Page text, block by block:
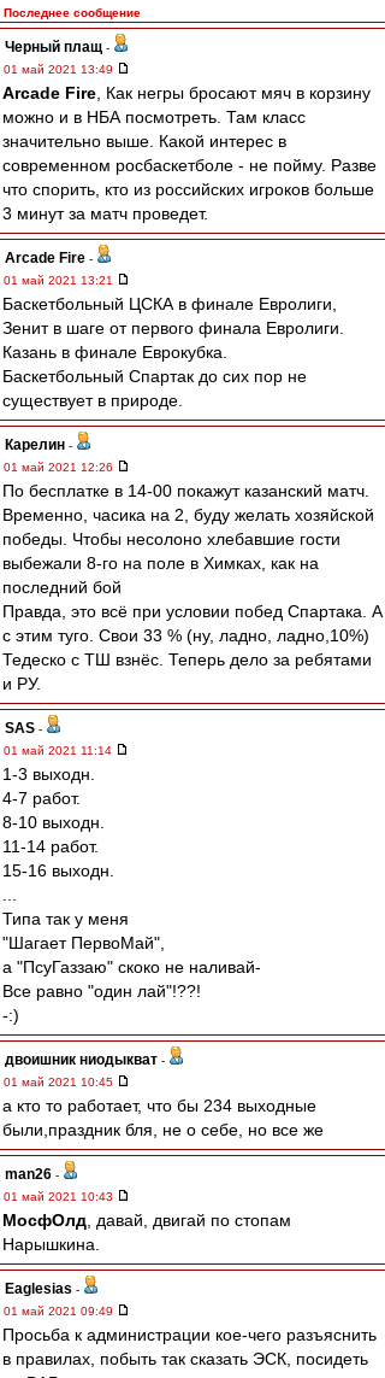
Последнее сообщение
Черный плащ -
01 май 2021 13:49
Arcade Fire , Как негры бросают мяч в корзину
можно и в НБА посмотреть. Там класс
значительно выше. Какой интерес в
современном росбаскетболе - не пойму. Разве
что спорить, кто из российских игроков больше
3 минут за матч проведет.
Arcade Fire -
01 май 2021 13:21
Баскетбольный ЦСКА в финале Евролиги,
Зенит в шаге от первого финала Евролиги.
Казань в финале Еврокубка.
Баскетбольный Спартак до сих пор не
существует в природе.
Карелин -
01 май 2021 12:26
По бесплатке в 14-00 покажут казанский матч.
Временно, часика на 2, буду желать хозяйской
победы. Чтобы несолоно хлебавшие гости
выбежали 8-го на поле в Химках, как на
последний бой
Правда, это всё при условии побед Спартака. А
с этим туго. Свои 33 % (ну, ладно, ладно,10%)
Тедеско с ТШ взнёс. Теперь дело за ребятами
и РУ.
SAS -
01 май 2021 11:14
1-3 выходн.
4-7 работ.
8-10 выходн.
11-14 работ.
15-16 выходн.
Типа так у меня
"Шагает ПервоМай",
а "ПсуГаззаю" скоко не наливай-
Все равно "один лай"!??!
-:)
двоишник ниодыкват -
01 май 2021 10:45
а кто то работает, что бы 234 выходные
были,праздник бля, не о себе, но все же
man26 -
01 май 2021 10:43
МосфОлд , давай, двигай по стопам
Нарышкина.
Eaglesias -
01 май 2021 09:49
Просьба к администрации кое-чего разъяснить
в правилах, побыть так сказать ЭСК, посидеть